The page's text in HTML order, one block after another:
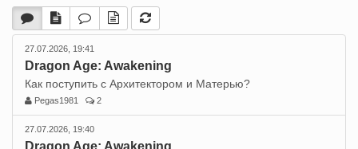
27.07.2026, 19:41
Dragon Age: Awakening
Как поступить с Архитектором и Матерью?
Pegas1981 2
27.07.2026, 19:40
Dragon Age: Awakening